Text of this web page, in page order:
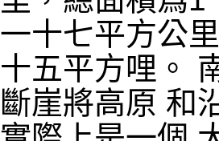
一十七平方公
十五平方哩。
斷崖將高原 和